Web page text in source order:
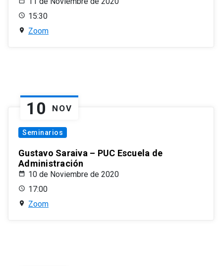
15:30
Zoom
10 NOV
Seminarios
Gustavo Saraiva – PUC Escuela de
Administración
10 de Noviembre de 2020
17:00
Zoom